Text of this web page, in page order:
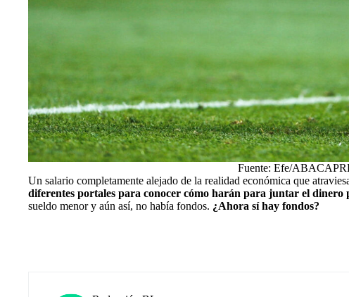
Fuente: Efe/
Un salario completamente alejado de la realidad económica que
diferentes portales para conocer cómo harán para juntar el dinero
sueldo menor y aún así, no había fondos. ¿Ahora sí hay fondos?